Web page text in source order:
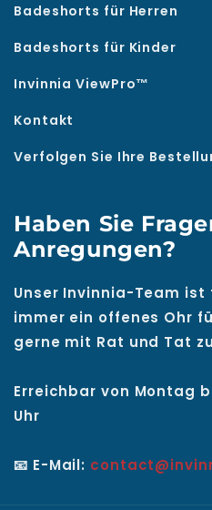
Badeshorts für Herren
Badeshorts für Kinder
Invinnia ViewPro™
Kontakt
Verfolgen Sie Ihre
Haben Sie
Anregungen?
Unser Invinnia-Team ist
immer ein offenes Ohr
gerne mit Rat und Tat
Erreichbar von Montag
Uhr
📧 E-Mail: